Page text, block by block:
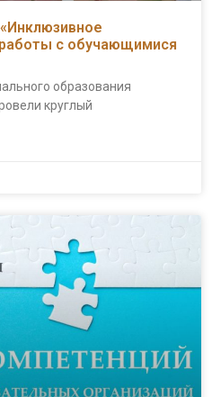
с обучающимися
образования
круглый